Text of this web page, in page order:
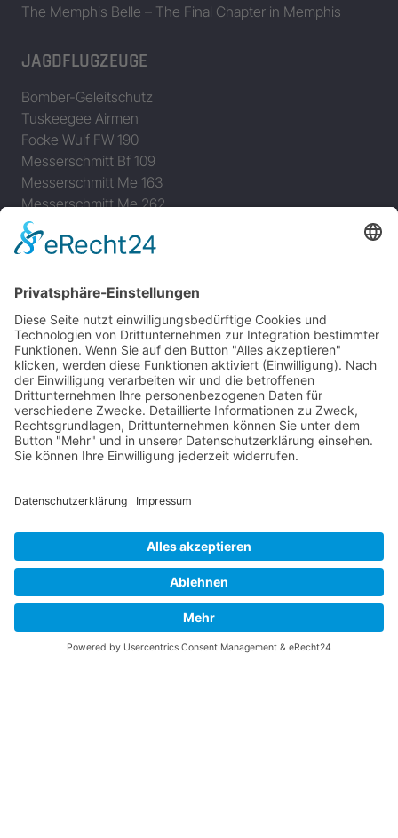
The Memphis Belle – The Final Chapter in Memphis
JAGDFLUGZEUGE
Bomber-Geleitschutz
Tuskeegee Airmen
Focke Wulf FW 190
Messerschmitt Bf 109
Messerschmitt Me 163
Messerschmitt Me 262
P-38 Lightning
P-47 Thunderbolt
INFO
Über diese B-17 Webseite
Kontakt
Impressum
Datenschutzerklärung
B-17 Fan Store
Links
Gefällt Ihnen diese Website über die B-17 Flying
Fortress? Ich könnte Ihnen helfen, die Informationen
zu finden, die Sie suchen? Ich würde mich sehr
freuen, wenn Sie meine Arbeit jetzt mitPayPal
unterstützen!